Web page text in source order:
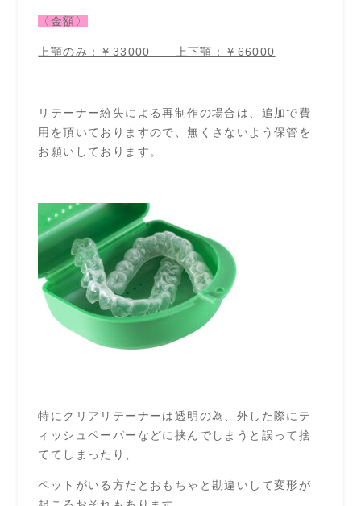
〈金額〉
上顎のみ：￥33000 上下顎：￥66000
リテーナー紛失による再制作の場合は、追加で費
用を頂いておりますので、無くさないよう保管を
お願いしております。
特にクリアリテーナーは透明の為、外した際にテ
ィッシュペーパーなどに挟んでしまうと誤って捨
ててしまったり、
ペットがいる方だとおもちゃと勘違いして変形が